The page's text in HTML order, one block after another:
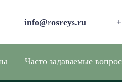
info@rosreys.ru
Часто задаваемые